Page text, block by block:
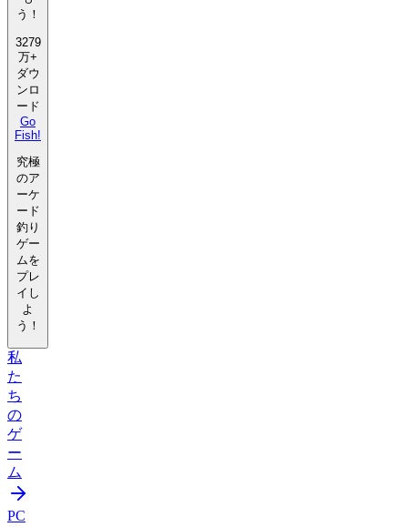
う！
3279
万+
ダウ
ンロ
ード
Go
Fish!
究極
のア
ーケ
ード
釣り
ゲー
ムを
プレ
イし
よ
う！
私
た
ち
の
ゲ
ー
ム
PC